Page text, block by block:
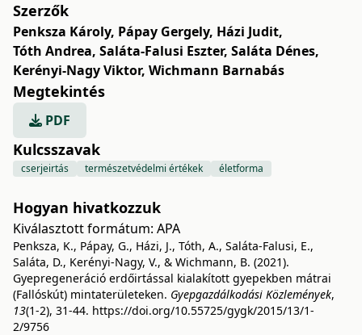
Szerzők
Penksza Károly, Pápay Gergely, Házi Judit,
Tóth Andrea, Saláta-Falusi Eszter, Saláta Dénes,
Kerényi-Nagy Viktor, Wichmann Barnabás
Megtekintés
PDF
Kulcsszavak
cserjeirtás természetvédelmi értékek életforma
Hogyan hivatkozzuk
Kiválasztott formátum: APA
Penksza, K., Pápay, G., Házi, J., Tóth, A., Saláta-Falusi, E.,
Saláta, D., Kerényi-Nagy, V., & Wichmann, B. (2021).
Gyepregeneráció erdőirtással kialakított gyepekben mátrai
(Fallóskút) mintaterületeken. Gyepgazdálkodási Közlemények,
13(1-2), 31-44. https://doi.org/10.55725/gygk/2015/13/1-
2/9756